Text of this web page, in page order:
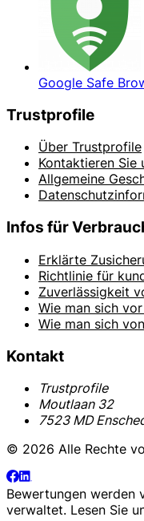
Google Safe
Trustprofile
Über Trustprofile
Kontaktieren Sie
Allgemeine
Infos für
Erklärte
Richtlinie für
Zuverlässigkeit
Wie man sich
Wie man sich
Kontakt
Trustprofile
Moutlaan 32
7523 MD
© 2026 Alle Rechte
Bewertungen werden
verwaltet. Lesen Sie